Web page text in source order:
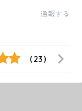
通報する
(23)